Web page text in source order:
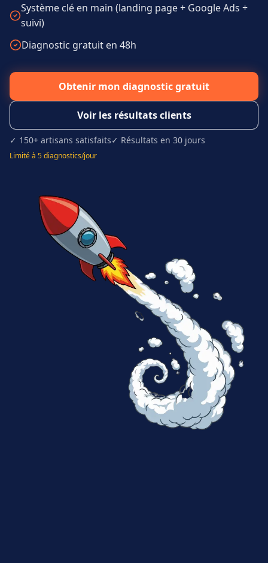
Système clé en main (landing page + Google Ads +
suivi)
Diagnostic gratuit en 48h
Obtenir mon diagnostic gratuit
Voir les résultats clients
✓ 150+ artisans satisfaits✓ Résultats en 30 jours
Limité à 5 diagnostics/jour